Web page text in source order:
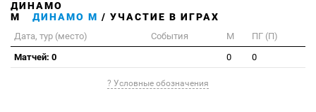
ДИНАМО М / УЧАСТИЕ В ИГРАХ
Дата, тур (место) События М
ПГ (П)
Матчей: 0
0 0
? Условные обозначения